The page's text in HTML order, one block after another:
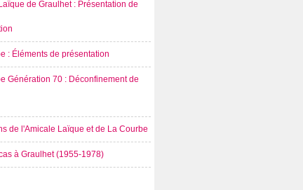
de Graulhet : Présentation de
: Éléments de présentation
Génération 70 : Déconfinement de
de l'Amicale Laïque et de La Courbe
à Graulhet (1955-1978)